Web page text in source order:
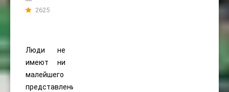
2625
Люди не
имеют ни
малейшего
представления,